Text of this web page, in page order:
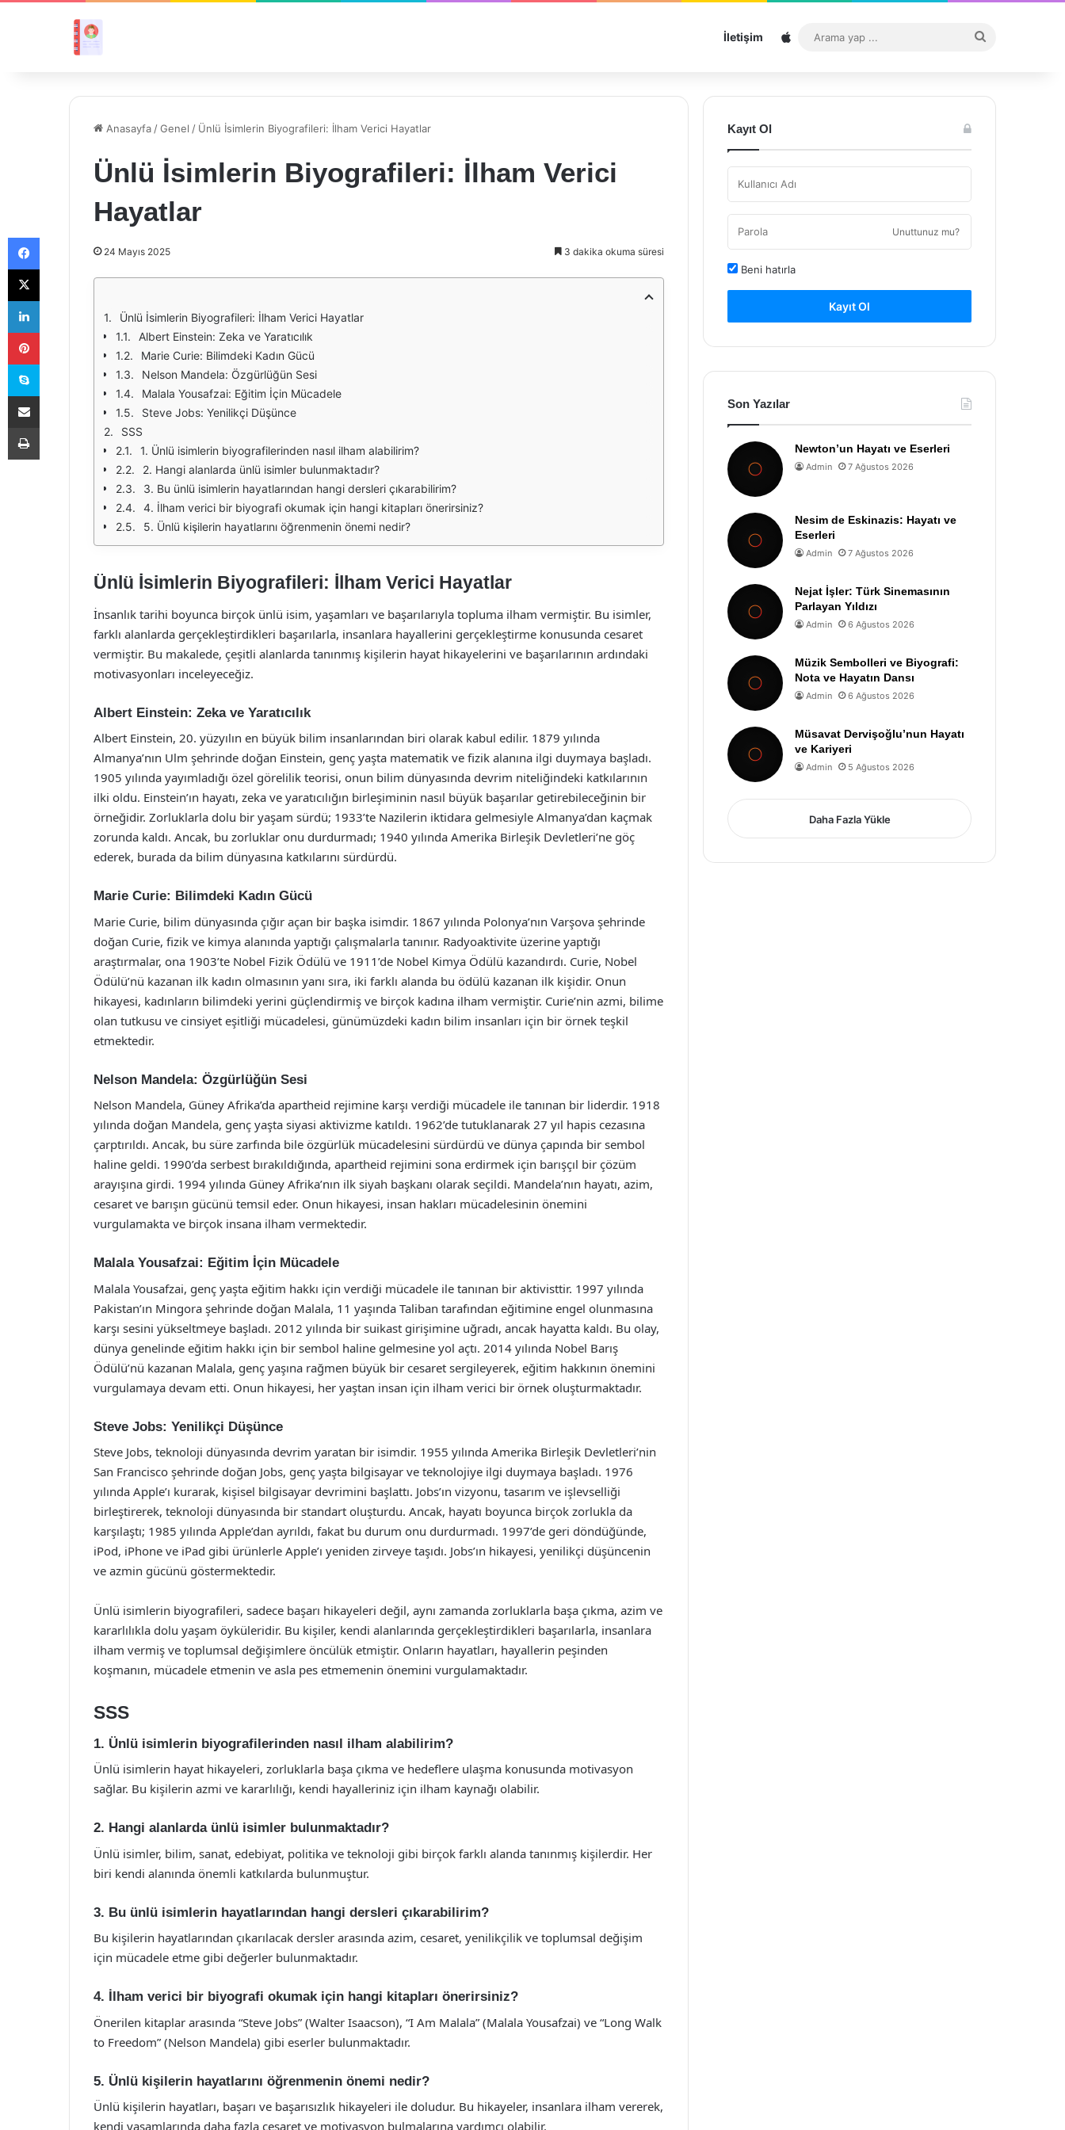
İletişim Sitemap
...
Anasayfa /Genel / Ünlü İsimlerin Biyografileri: İlham Verici Hayatlar
Ünlü İsimlerin Biyografileri: İlham Verici
Hayatlar
24 Mayıs 2025 3 dakika okuma süresi
Ünlü İsimlerin Biyografileri: İlham Verici Hayatlar
Albert Einstein: Zeka ve Yaratıcılık
Marie Curie: Bilimdeki Kadın Gücü
Nelson Mandela: Özgürlüğün Sesi
Malala Yousafzai: Eğitim İçin Mücadele
Steve Jobs: Yenilikçi Düşünce
SSS
1. Ünlü isimlerin biyografilerinden nasıl ilham alabilirim?
2. Hangi alanlarda ünlü isimler bulunmaktadır?
3. Bu ünlü isimlerin hayatlarından hangi dersleri çıkarabilirim?
4. İlham verici bir biyografi okumak için hangi kitapları önerirsiniz?
5. Ünlü kişilerin hayatlarını öğrenmenin önemi nedir?
Ünlü İsimlerin Biyografileri: İlham Verici Hayatlar
İnsanlık tarihi boyunca birçok ünlü isim, yaşamları ve başarılarıyla topluma ilham vermiştir. Bu isimler,
farklı alanlarda gerçekleştirdikleri başarılarla, insanlara hayallerini gerçekleştirme konusunda cesaret
vermiştir. Bu makalede, çeşitli alanlarda tanınmış kişilerin hayat hikayelerini ve başarılarının ardındaki
motivasyonları inceleyeceğiz.
Albert Einstein: Zeka ve Yaratıcılık
Albert Einstein, 20. yüzyılın en büyük bilim insanlarından biri olarak kabul edilir. 1879 yılında
Almanya’nın Ulm şehrinde doğan Einstein, genç yaşta matematik ve fizik alanına ilgi duymaya başladı.
1905 yılında yayımladığı özel görelilik teorisi, onun bilim dünyasında devrim niteliğindeki katkılarının
ilki oldu. Einstein’ın hayatı, zeka ve yaratıcılığın birleşiminin nasıl büyük başarılar getirebileceğinin bir
örneğidir. Zorluklarla dolu bir yaşam sürdü; 1933’te Nazilerin iktidara gelmesiyle Almanya’dan kaçmak
zorunda kaldı. Ancak, bu zorluklar onu durdurmadı; 1940 yılında Amerika Birleşik Devletleri’ne göç
ederek, burada da bilim dünyasına katkılarını sürdürdü.
Marie Curie: Bilimdeki Kadın Gücü
Marie Curie, bilim dünyasında çığır açan bir başka isimdir. 1867 yılında Polonya’nın Varşova şehrinde
doğan Curie, fizik ve kimya alanında yaptığı çalışmalarla tanınır. Radyoaktivite üzerine yaptığı
araştırmalar, ona 1903’te Nobel Fizik Ödülü ve 1911’de Nobel Kimya Ödülü kazandırdı. Curie, Nobel
Ödülü’nü kazanan ilk kadın olmasının yanı sıra, iki farklı alanda bu ödülü kazanan ilk kişidir. Onun
hikayesi, kadınların bilimdeki yerini güçlendirmiş ve birçok kadına ilham vermiştir. Curie’nin azmi, bilime
olan tutkusu ve cinsiyet eşitliği mücadelesi, günümüzdeki kadın bilim insanları için bir örnek teşkil
etmektedir.
Nelson Mandela: Özgürlüğün Sesi
Nelson Mandela, Güney Afrika’da apartheid rejimine karşı verdiği mücadele ile tanınan bir liderdir. 1918
yılında doğan Mandela, genç yaşta siyasi aktivizme katıldı. 1962’de tutuklanarak 27 yıl hapis cezasına
çarptırıldı. Ancak, bu süre zarfında bile özgürlük mücadelesini sürdürdü ve dünya çapında bir sembol
haline geldi. 1990’da serbest bırakıldığında, apartheid rejimini sona erdirmek için barışçıl bir çözüm
arayışına girdi. 1994 yılında Güney Afrika’nın ilk siyah başkanı olarak seçildi. Mandela’nın hayatı, azim,
cesaret ve barışın gücünü temsil eder. Onun hikayesi, insan hakları mücadelesinin önemini
vurgulamakta ve birçok insana ilham vermektedir.
Malala Yousafzai: Eğitim İçin Mücadele
Malala Yousafzai, genç yaşta eğitim hakkı için verdiği mücadele ile tanınan bir aktivisttir. 1997 yılında
Pakistan’ın Mingora şehrinde doğan Malala, 11 yaşında Taliban tarafından eğitimine engel olunmasına
karşı sesini yükseltmeye başladı. 2012 yılında bir suikast girişimine uğradı, ancak hayatta kaldı. Bu olay,
dünya genelinde eğitim hakkı için bir sembol haline gelmesine yol açtı. 2014 yılında Nobel Barış
Ödülü’nü kazanan Malala, genç yaşına rağmen büyük bir cesaret sergileyerek, eğitim hakkının önemini
vurgulamaya devam etti. Onun hikayesi, her yaştan insan için ilham verici bir örnek oluşturmaktadır.
Steve Jobs: Yenilikçi Düşünce
Steve Jobs, teknoloji dünyasında devrim yaratan bir isimdir. 1955 yılında Amerika Birleşik Devletleri’nin
San Francisco şehrinde doğan Jobs, genç yaşta bilgisayar ve teknolojiye ilgi duymaya başladı. 1976
yılında Apple’ı kurarak, kişisel bilgisayar devrimini başlattı. Jobs’ın vizyonu, tasarım ve işlevselliği
birleştirerek, teknoloji dünyasında bir standart oluşturdu. Ancak, hayatı boyunca birçok zorlukla da
karşılaştı; 1985 yılında Apple’dan ayrıldı, fakat bu durum onu durdurmadı. 1997’de geri döndüğünde,
iPod, iPhone ve iPad gibi ürünlerle Apple’ı yeniden zirveye taşıdı. Jobs’ın hikayesi, yenilikçi düşüncenin
ve azmin gücünü göstermektedir.
Ünlü isimlerin biyografileri, sadece başarı hikayeleri değil, aynı zamanda zorluklarla başa çıkma, azim ve
kararlılıkla dolu yaşam öyküleridir. Bu kişiler, kendi alanlarında gerçekleştirdikleri başarılarla, insanlara
ilham vermiş ve toplumsal değişimlere öncülük etmiştir. Onların hayatları, hayallerin peşinden
koşmanın, mücadele etmenin ve asla pes etmemenin önemini vurgulamaktadır.
SSS
1. Ünlü isimlerin biyografilerinden nasıl ilham alabilirim?
Ünlü isimlerin hayat hikayeleri, zorluklarla başa çıkma ve hedeflere ulaşma konusunda motivasyon
sağlar. Bu kişilerin azmi ve kararlılığı, kendi hayalleriniz için ilham kaynağı olabilir.
2. Hangi alanlarda ünlü isimler bulunmaktadır?
Ünlü isimler, bilim, sanat, edebiyat, politika ve teknoloji gibi birçok farklı alanda tanınmış kişilerdir. Her
biri kendi alanında önemli katkılarda bulunmuştur.
3. Bu ünlü isimlerin hayatlarından hangi dersleri çıkarabilirim?
Bu kişilerin hayatlarından çıkarılacak dersler arasında azim, cesaret, yenilikçilik ve toplumsal değişim
için mücadele etme gibi değerler bulunmaktadır.
4. İlham verici bir biyografi okumak için hangi kitapları önerirsiniz?
Önerilen kitaplar arasında “Steve Jobs” (Walter Isaacson), “I Am Malala” (Malala Yousafzai) ve “Long Walk
to Freedom” (Nelson Mandela) gibi eserler bulunmaktadır.
5. Ünlü kişilerin hayatlarını öğrenmenin önemi nedir?
Ünlü kişilerin hayatları, başarı ve başarısızlık hikayeleri ile doludur. Bu hikayeler, insanlara ilham vererek,
kendi yaşamlarında daha fazla cesaret ve motivasyon bulmalarına yardımcı olabilir.
Kayıt Ol
Unuttunuz mu?
Beni hatırla
Kayıt Ol
Son Yazılar
Newton’un Hayatı ve Eserleri
Admin 7 Ağustos 2026
Nesim de Eskinazis: Hayatı ve
Eserleri
Admin 7 Ağustos 2026
Nejat İşler: Türk Sinemasının
Parlayan Yıldızı
Admin 6 Ağustos 2026
Müzik Sembolleri ve Biyografi:
Nota ve Hayatın Dansı
Admin 6 Ağustos 2026
Müsavat Dervişoğlu’nun Hayatı
ve Kariyeri
Admin 5 Ağustos 2026
Daha Fazla Yükle
Facebook
X
LinkedIn
Pinterest
Skype
E-Posta ile paylaş